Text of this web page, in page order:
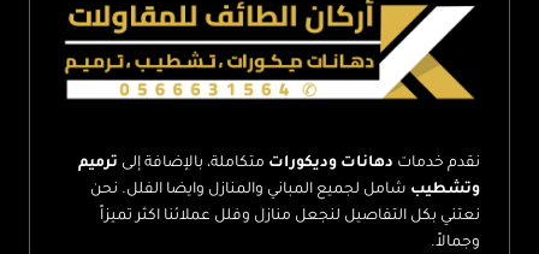
جبس
بورد
حديثة
الطائف
نقدم خدمات دهانات وديكورات متكاملة، بالإضافة إلى ترميم
وتشطيب شامل لجميع المباني والمنازل وايضا الفلل. نحن
نعتني بكل التفاصيل لنجعل منازل وفلل عملائنا اكثر تميزاً
وجمالاً.